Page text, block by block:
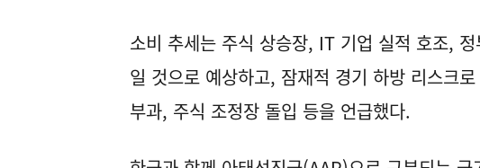
소비 추세는 주식 상승장, IT 기업 실적 호조,
일 것으로 예상하고, 잠재적 경기 하방 리스크
부과, 주식 조정장 돌입 등을 언급했다.